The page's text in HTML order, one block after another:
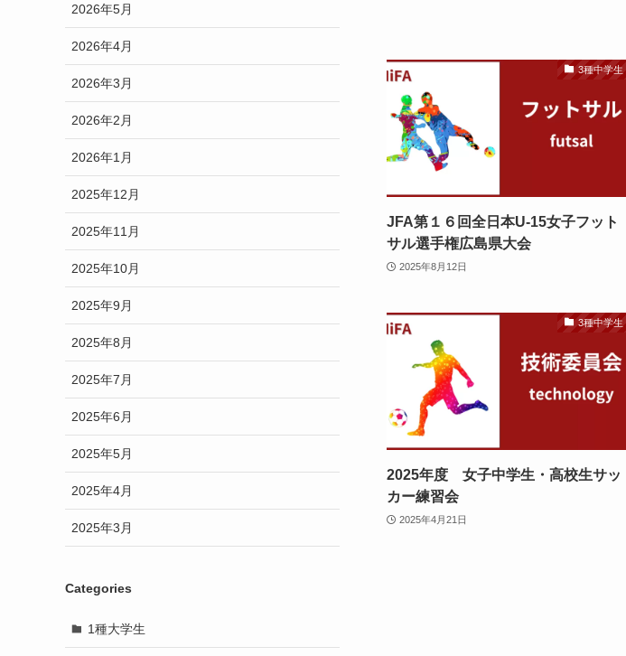
3種中学生
JFA第１６回全日本U-15女子フット
サル選手権広島県大会
2025年8月12日
3種中学生
2025年度 女子中学生・高校生サッ
カー練習会
2025年4月21日
2026年5月
2026年4月
2026年3月
2026年2月
2026年1月
2025年12月
2025年11月
2025年10月
2025年9月
2025年8月
2025年7月
2025年6月
2025年5月
2025年4月
2025年3月
Categories
1種大学生